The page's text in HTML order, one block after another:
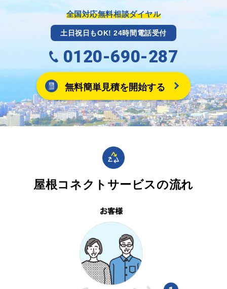
全国対応無料相談ダイヤル
土日祝日もOK! 24時間電話受付
0120-690-287
無料簡単見積を開始する
屋根コネクトサービスの流れ